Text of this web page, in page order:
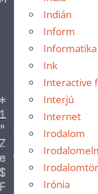
Indián
Inform
Informatika
Ink
Interactive
Interjú
Internet
Irodalom
Irónia